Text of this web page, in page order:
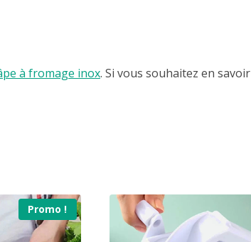
à fromage inox. Si vous souhaitez en savoir
Promo !